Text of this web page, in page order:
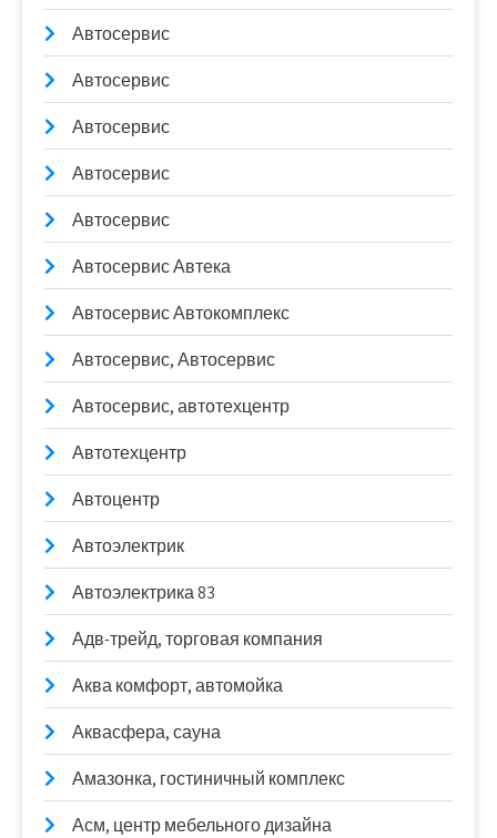
Автосервис
Автосервис
Автосервис
Автосервис
Автосервис
Автосервис Автека
Автосервис Автокомплекс
Автосервис, Автосервис
Автосервис, автотехцентр
Автотехцентр
Автоцентр
Автоэлектрик
Автоэлектрика 83
Адв-трейд, торговая компания
Аква комфорт, автомойка
Аквасфера, сауна
Амазонка, гостиничный комплекс
Асм, центр мебельного дизайна